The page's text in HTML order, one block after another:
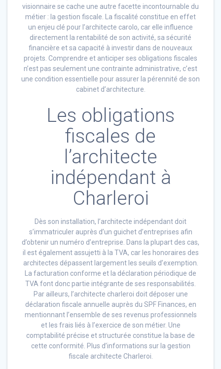
visionnaire se cache une autre facette incontournable du
métier : la gestion fiscale. La fiscalité constitue en effet
un enjeu clé pour l’architecte carolo, car elle influence
directement la rentabilité de son activité, sa sécurité
financière et sa capacité à investir dans de nouveaux
projets. Comprendre et anticiper ses obligations fiscales
n’est pas seulement une contrainte administrative, c’est
une condition essentielle pour assurer la pérennité de son
cabinet d’architecture.
Les obligations
fiscales de
l’architecte
indépendant à
Charleroi
Dès son installation, l’architecte indépendant doit
s’immatriculer auprès d’un guichet d’entreprises afin
d’obtenir un numéro d’entreprise. Dans la plupart des cas,
il est également assujetti à la TVA, car les honoraires des
architectes dépassent largement les seuils d’exemption.
La facturation conforme et la déclaration périodique de
TVA font donc partie intégrante de ses responsabilités.
Par ailleurs, l’architecte charleroi doit déposer une
déclaration fiscale annuelle auprès du SPF Finances, en
mentionnant l’ensemble de ses revenus professionnels
et les frais liés à l’exercice de son métier. Une
comptabilité précise et structurée constitue la base de
cette conformité. Plus d’informations sur la gestion
fiscale architecte Charleroi.